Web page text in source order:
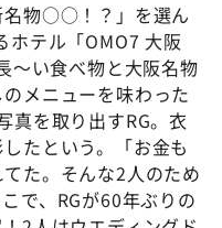
名物○○！？」を選ん
ホテル「OMO7 大阪
～い食べ物と大阪名物
メニューを味わった
真を取り出すRG。衣
たという。「お金も
た。そんな2人のため
で、RGが60年ぶりの